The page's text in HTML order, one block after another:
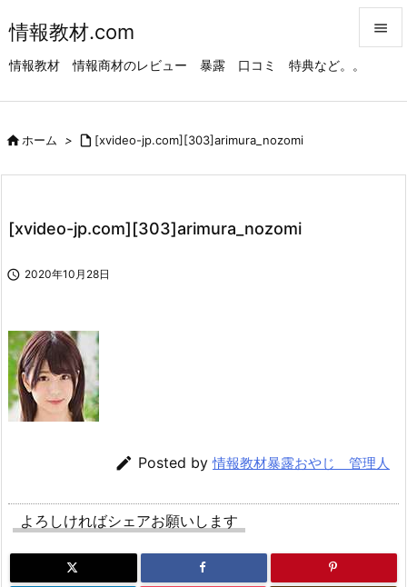
情報教材.com
情報教材 情報商材のレビュー 暴露 口コミ 特典など。。

前へ
ホーム >  [xvideo-jp.com][303]arimura_nozomi
[xvideo-jp.com][303]arimura_nozomi
 2020年10月28日
 Posted by情報教材暴露おやじ 管理人
よろしければシェアお願いします